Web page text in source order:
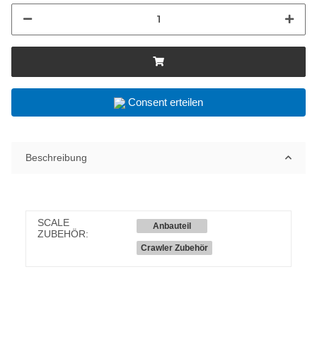
Consent erteilen
Beschreibung
SCALE
ZUBEHÖR:
Anbauteil
Crawler Zubehör